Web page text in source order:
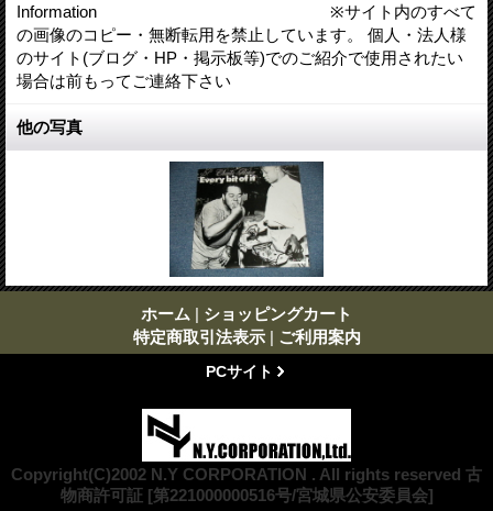
Information ※サイト内のすべて
の画像のコピー・無断転用を禁止しています。 個人・法人様
のサイト(ブログ・HP・掲示板等)でのご紹介で使用されたい
場合は前もってご連絡下さい
他の写真
ホーム | ショッピングカート
特定商取引法表示 | ご利用案内
PCサイト
Copyright(C)2002 N.Y CORPORATION . All rights reserved 古
物商許可証 [第221000000516号/宮城県公安委員会]